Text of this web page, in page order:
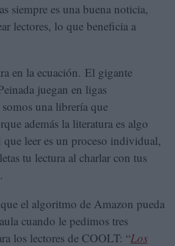
siempre es una buena noticia,
lectores, lo que beneficia a
en la ecuación. El gigante
juegan en ligas
una librería que
además la literatura es algo
leer es un proceso individual,
tu lectura al charlar con tus
el algoritmo de Amazon pueda
cuando le pedimos tres
los lectores de COOLT: “Los